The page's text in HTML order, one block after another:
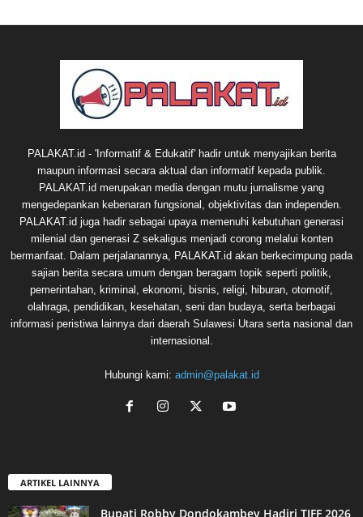
PALAKAT.id - 'Informatif & Edukatif' hadir untuk menyajikan berita
maupun informasi secara aktual dan informatif kepada publik.
PALAKAT.id merupakan media dengan mutu jurnalisme yang
mengedepankan kebenaran fungsional, objektivitas dan independen.
PALAKAT.id juga hadir sebagai upaya memenuhi kebutuhan generasi
milenial dan generasi Z sekaligus menjadi corong melalui konten
bermanfaat. Dalam perjalanannya, PALAKAT.id akan berkecimpung pada
sajian berita secara umum dengan beragam topik seperti politik,
pemerintahan, kriminal, ekonomi, bisnis, religi, hiburan, otomotif,
olahraga, pendidikan, kesehatan, seni dan budaya, serta berbagai
informasi peristiwa lainnya dari daerah Sulawesi Utara serta nasional dan
internasional.
Hubungi kami: admin@palakat.id
ARTIKEL LAINNYA
Bupati Robby Dondokambey Hadiri TIFF 2026,